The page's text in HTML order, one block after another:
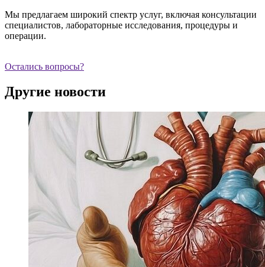
Мы предлагаем широкий спектр услуг, включая консультации
специалистов, лабораторные исследования, процедуры и
операции.
Остались вопросы?
Другие новости